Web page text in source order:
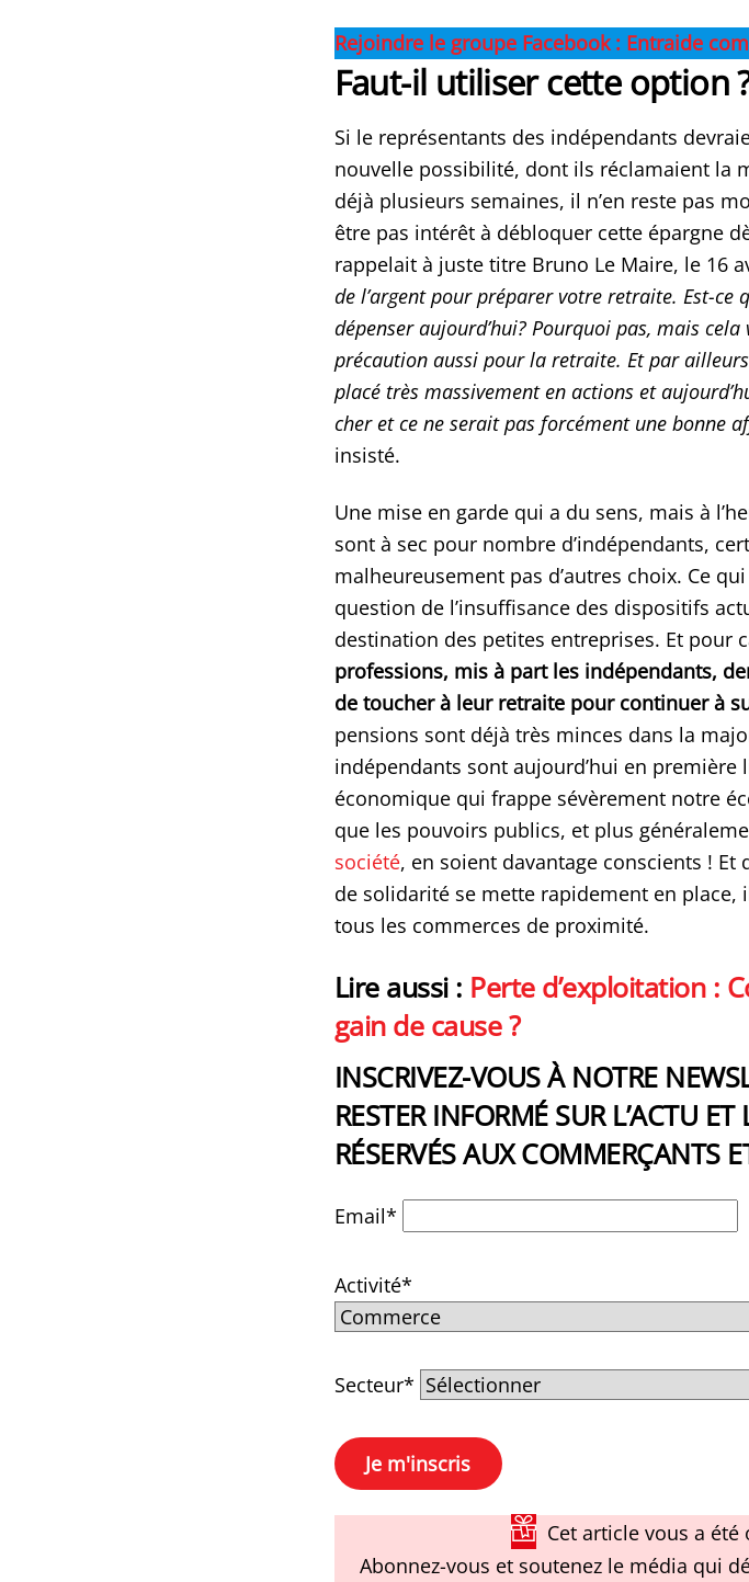
Rejoindre le groupe Facebook : Entraide
Faut-il utiliser cette option
Si le représentants des indépendants
nouvelle possibilité, dont ils réclamaient la
déjà plusieurs semaines, il n’en reste pas
être pas intérêt à débloquer cette épargne
rappelait à juste titre Bruno Le Maire, le 16
de l’argent pour préparer votre retraite. Est-ce
dépenser aujourd’hui? Pourquoi pas, mais
précaution aussi pour la retraite. Et par ailleurs
placé très massivement en actions et
cher et ce ne serait pas forcément une bonne
insisté.
Une mise en garde qui a du sens, mais à
sont à sec pour nombre d’indépendants,
malheureusement pas d’autres choix. Ce
question de l’insuffisance des dispositifs
destination des petites entreprises. Et pour
professions, mis à part les indépendants,
de toucher à leur retraite pour continuer à
pensions sont déjà très minces dans la
indépendants sont aujourd’hui en première
économique qui frappe sévèrement notre
que les pouvoirs publics, et plus
société, en soient davantage conscients ! Et
de solidarité se mette rapidement en place,
tous les commerces de proximité.
Lire aussi : Perte d’exploitation :
gain de cause ?
INSCRIVEZ-VOUS À NOTRE
RESTER INFORMÉ SUR L’ACTU ET
RÉSERVÉS AUX COMMERÇANTS
Email*
Activité*
Secteur*
Cet article vous a été
Abonnez-vous et soutenez le média qui